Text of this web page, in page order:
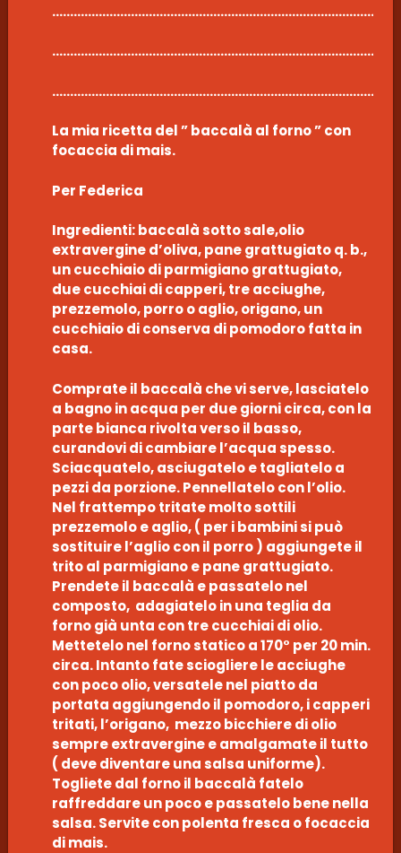
La mia ricetta del ” baccalà al forno ” con
focaccia di mais.
Per Federica
Ingredienti: baccalà sotto sale,olio
extravergine d’oliva, pane grattugiato q. b.,
un cucchiaio di parmigiano grattugiato,
due cucchiai di capperi, tre acciughe,
prezzemolo, porro o aglio, origano, un
cucchiaio di conserva di pomodoro fatta in
casa.
Comprate il baccalà che vi serve, lasciatelo
a bagno in acqua per due giorni circa, con la
parte bianca rivolta verso il basso,
curandovi di cambiare l’acqua spesso.
Sciacquatelo, asciugatelo e tagliatelo a
pezzi da porzione. Pennellatelo con l’olio.
Nel frattempo tritate molto sottili
prezzemolo e aglio, ( per i bambini si può
sostituire l’aglio con il porro ) aggiungete il
trito al parmigiano e pane grattugiato.
Prendete il baccalà e passatelo nel
composto, adagiatelo in una teglia da
forno già unta con tre cucchiai di olio.
Mettetelo nel forno statico a 170° per 20 min.
circa. Intanto fate sciogliere le acciughe
con poco olio, versatele nel piatto da
portata aggiungendo il pomodoro, i capperi
tritati, l’origano, mezzo bicchiere di olio
sempre extravergine e amalgamate il tutto
( deve diventare una salsa uniforme).
Togliete dal forno il baccalà fatelo
raffreddare un poco e passatelo bene nella
salsa. Servite con polenta fresca o focaccia
di mais.